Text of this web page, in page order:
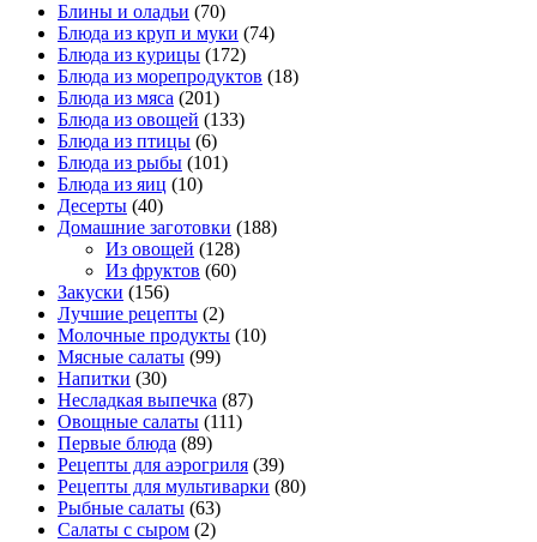
Блины и оладьи (70)
Блюда из круп и муки (74)
Блюда из курицы (172)
Блюда из морепродуктов (18)
Блюда из мяса (201)
Блюда из овощей (133)
Блюда из птицы (6)
Блюда из рыбы (101)
Блюда из яиц (10)
Десерты (40)
Домашние заготовки (188)
Из овощей (128)
Из фруктов (60)
Закуски (156)
Лучшие рецепты (2)
Молочные продукты (10)
Мясные салаты (99)
Напитки (30)
Несладкая выпечка (87)
Овощные салаты (111)
Первые блюда (89)
Рецепты для аэрогриля (39)
Рецепты для мультиварки (80)
Рыбные салаты (63)
Салаты с сыром (2)